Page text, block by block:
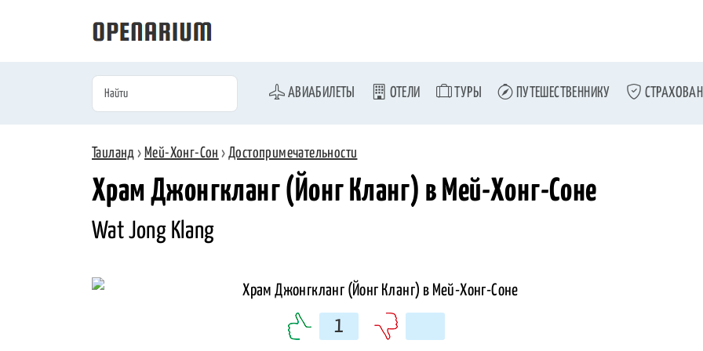
АВИАБИЛЕТЫ ОТЕЛИ ТУРЫ ПУТЕШЕСТВЕННИКУ
Таиланд › Мей-Хонг-Сон ›Достопримечательности
Храм Джонгкланг (Йонг Кланг) в Мей-Хонг-Соне
Wat Jong Klang
1